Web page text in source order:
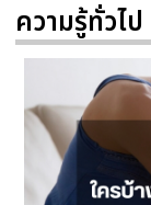
ความรู้ทั่วไป